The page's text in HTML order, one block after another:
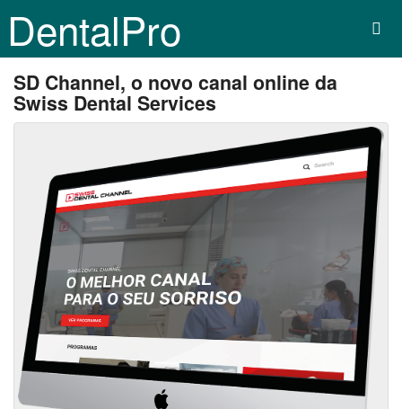
DentalPro
SD Channel, o novo canal online da
Swiss Dental Services